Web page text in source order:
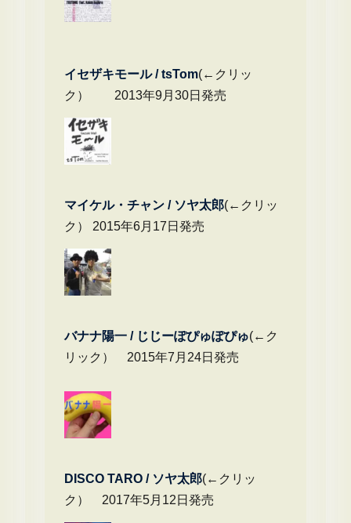
イセザキモール / tsTom(←クリッ
ク） 2013年9月30日発売
マイケル・チャ ン / ソヤ太郎(←クリッ
ク） 2015年6月17日発売
バナナ陽一 / じじーぽぴゅぽぴゅ(←ク
リック） 2015年7月24日発売
DISCO TARO / ソヤ太郎(←クリッ
ク） 2017年5月12日発売